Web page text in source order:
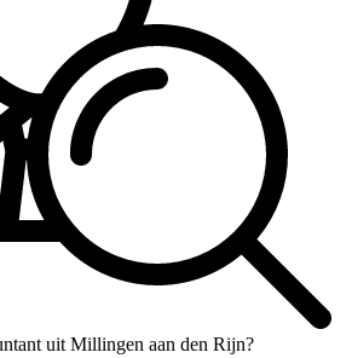
uit Millingen aan den Rijn?